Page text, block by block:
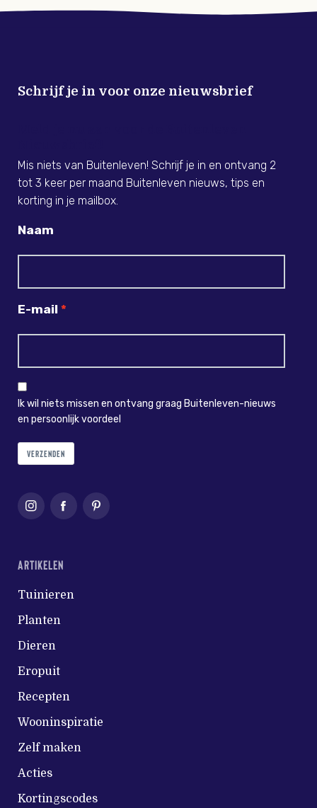
Schrijf je in voor onze nieuwsbrief
Mis niets van Buitenleven! Schrijf je in en ontvang 2
tot 3 keer per maand Buitenleven nieuws, tips en
korting in je mailbox.
Naam
E-mail
Ik wil niets missen en ontvang graag Buitenleven-nieuws
en persoonlijk voordeel
VERZENDEN
ARTIKELEN
Tuinieren
Planten
Dieren
Eropuit
Recepten
Wooninspiratie
Zelf maken
Acties
Kortingscodes